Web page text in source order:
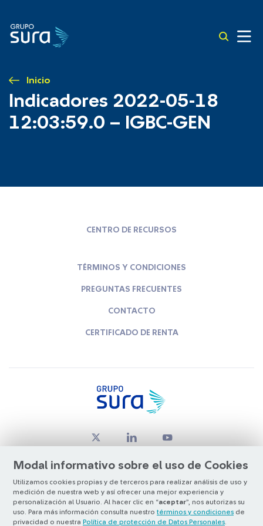
Inicio
Indicadores 2022-05-18
12:03:59.0 – IGBC-GEN
Modal informativo sobre el uso de Cookies
Utilizamos cookies propias y de terceros para realizar análisis de uso y
medición de nuestra web y así ofrecer una mejor experiencia y
personalización al Usuario. Al hacer clic en “aceptar”, nos autorizas su
uso. Para más información consulta nuestro términos y condiciones de
privacidad o nuestra Política de protección de Datos Personales
CENTRO DE RECURSOS
TÉRMINOS Y CONDICIONES
PREGUNTAS FRECUENTES
CONTACTO
CERTIFICADO DE RENTA
© Copyright Grupo SURA 2026